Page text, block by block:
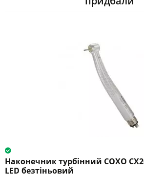
Наконечник турбінний COXO
LED безтіньовий